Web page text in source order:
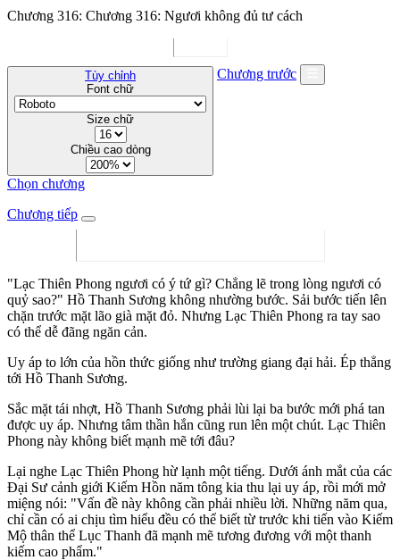
Chương 316: Chương 316: Ngươi không đủ tư cách
Tùy chỉnh
Font chữ
Size chữ
Chiều cao dòng
Chương trước
Chọn chương
Chương tiếp
"Lạc Thiên Phong ngươi có ý tứ gì? Chẳng lẽ trong lòng ngươi có
quỷ sao?" Hồ Thanh Sương không nhường bước. Sải bước tiến lên
chặn trước mặt lão già mặt đỏ. Nhưng Lạc Thiên Phong ra tay sao
có thể dễ đãng ngăn cản.
Uy áp to lớn của hồn thức giống như trường giang đại hải. Ép thẳng
tới Hồ Thanh Sương.
Sắc mặt tái nhợt, Hồ Thanh Sương phải lùi lại ba bước mới phá tan
được uy áp. Nhưng tâm thần hắn cũng run lên một chút. Lạc Thiên
Phong này không biết mạnh mẽ tới đâu?
Lại nghe Lạc Thiên Phong hừ lạnh một tiếng. Dưới ánh mắt của các
Đại Sư cảnh giới Kiếm Hồn năm tông kia thu lại uy áp, rồi mới mở
miệng nói: "Vấn đề này không cần phải nhiều lời. Những năm qua,
chỉ cần có ai chịu tìm hiểu đều có thể biết từ trước khi tiến vào Kiếm
Mộ thân thể Lục Thanh đã mạnh mẽ tương đương với một thanh
kiếm cao phẩm."